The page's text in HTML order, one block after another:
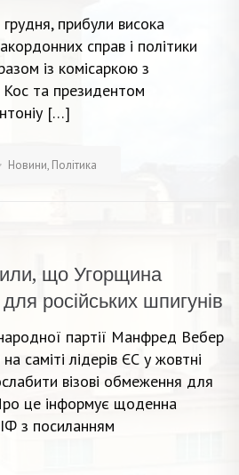
прибули висока
справ і політики
із комісаркою з
та президентом
[…]
Новини, Політика
що Угорщина
російських шпигунів
партії Манфред Вебер
саміті лідерів ЄС у жовтні
візові обмеження для
це інформує щоденна
з посиланням